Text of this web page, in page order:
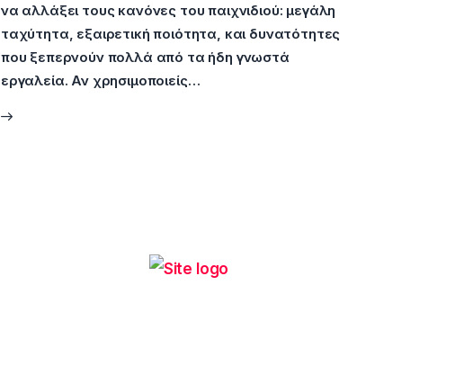
να αλλάξει τους κανόνες του παιχνιδιού: μεγάλη
ταχύτητα, εξαιρετική ποιότητα, και δυνατότητες
που ξεπερνούν πολλά από τα ήδη γνωστά
εργαλεία. Αν χρησιμοποιείς…